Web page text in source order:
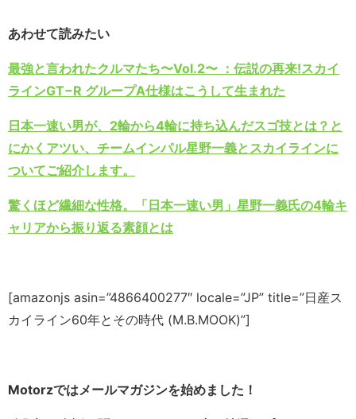
あわせて読みたい
最強と言われたクルマたち〜Vol.2〜 ：伝説の再来!スカイ
ラインGT−R グループA仕様はこうして生まれた
日本一速い男が、2輪から4輪に持ち込んだスゴ技とは？と
にかくアツい、チームインパル星野一義とスカイラインに
ついてご紹介します。
驚くほど繊細な性格。「日本一速い男」星野一義氏の4輪キ
ャリアから振り返る素顔とは
[amazonjs asin=”4866400277″ locale=”JP” title=”日産ス
カイライン60年とその時代 (M.B.MOOK)”]
Motorzではメールマガジンを始めました！